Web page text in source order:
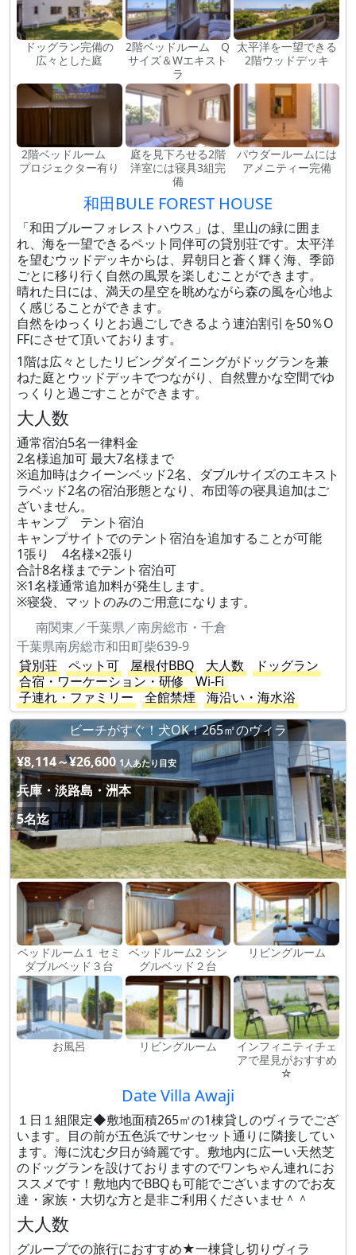
ドッグラン完備の
広々とした庭
2階ベッドルーム Q
サイズ＆Wエキスト
ラ
太平洋を一望できる
2階ウッドデッキ
2階ベッドルーム
プロジェクター有り
庭を見下ろせる2階
洋室には寝具3組完
備
パウダールームには
アメニティー完備
和田BULE FOREST HOUSE
「和田ブルーフォレストハウス」は、里山の緑に囲ま
れ、海を一望できるペット同伴可の貸別荘です。太平洋
を望むウッドデッキからは、昇朝日と蒼く輝く海、季節
ごとに移り行く自然の風景を楽しむことができます。
晴れた日には、満天の星空を眺めながら森の風を心地よ
く感じることができます。
自然をゆっくりとお過ごしできるよう連泊割引を50％O
FFにさせて頂いております。
1階は広々としたリビングダイニングがドッグランを兼
ねた庭とウッドデッキでつながり、自然豊かな空間でゆ
っくりと過ごすことができます。
大人数
通常宿泊5名一律料金
2名様追加可 最大7名様まで
※追加時はクイーンベッド2名、ダブルサイズのエキスト
ラベッド2名の宿泊形態となり、布団等の寝具追加はご
ざいません。
キャンプ テント宿泊
キャンプサイトでのテント宿泊を追加することが可能
1張り 4名様×2張り
合計8名様までテント宿泊可
※1名様通常追加料が発生します。
※寝袋、マットのみのご用意になります。
南関東／千葉県／南房総市・千倉
千葉県南房総市和田町柴639-9
貸別荘
ペット可 屋根付BBQ 大人数
ドッグラン
合宿・ワーケーション・研修
Wi-Fi
子連れ・ファミリー
全館禁煙
海沿い・海水浴
ビーチがすぐ！犬OK！265㎡のヴィラ
¥8,114～¥26,600 1人あたり目安
兵庫・淡路島・洲本
5名迄
ベッドルーム１ セミ
ダブルベッド３台
ベッドルーム2 シン
グルベッド２台
リビングルーム
お風呂 リビングルーム
インフィニティチェ
アで星見がおすすめ
☆
Date Villa Awaji
１日１組限定◆敷地面積265㎡の1棟貸しのヴィラでござ
います。目の前が五色浜でサンセット通りに隣接してい
ます。海に沈む夕日が綺麗です。敷地内に広ーい天然芝
のドッグランを設けておりますのでワンちゃん連れにお
ススメです！敷地内でBBQも可能でございますのでお友
達・家族・大切な方と是非ご利用くださいませ＾＾
大人数
グループでの旅行におすすめ★一棟貸し切りヴィラ